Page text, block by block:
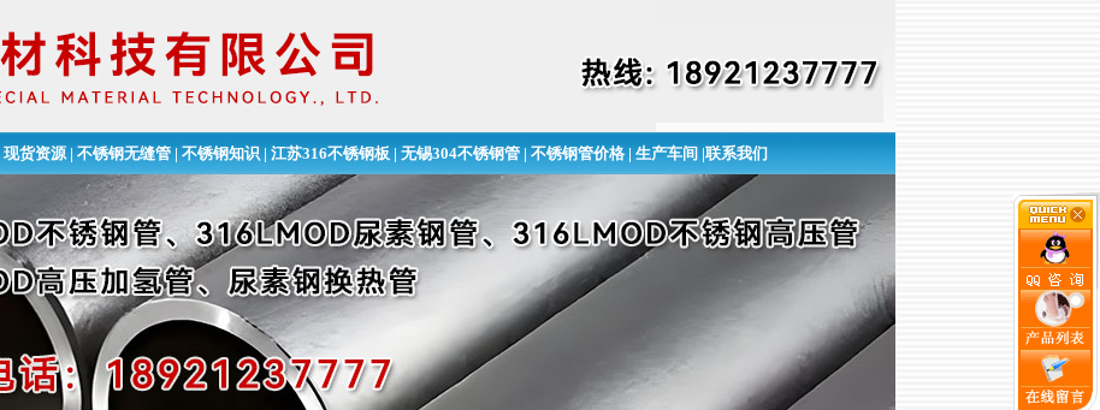
现货资源| 不锈钢无缝管 | 不锈钢知识 | 江苏316不锈钢板 | 无锡304不锈钢管 | 不锈钢管价格 | 生产车间 |联系我们